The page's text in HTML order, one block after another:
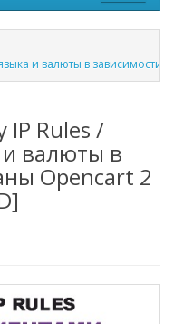
и валюты в зависимости
Rules /
и валюты в
Opencart 2